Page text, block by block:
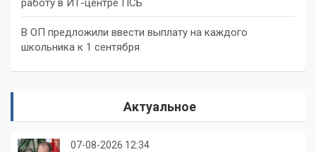
работу в ИТ-центре ПСБ
В ОП предложили ввести выплату на каждого
школьника к 1 сентября
Актуальное
07-08-2026 12:34